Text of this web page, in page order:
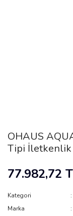
OHAUS
Tipi
77.982,72
Kategori
Marka